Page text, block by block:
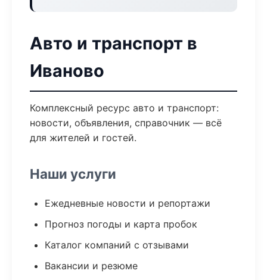
Авто и транспорт в
Иваново
Комплексный ресурс авто и транспорт:
новости, объявления, справочник — всё
для жителей и гостей.
Наши услуги
Ежедневные новости и репортажи
Прогноз погоды и карта пробок
Каталог компаний с отзывами
Вакансии и резюме